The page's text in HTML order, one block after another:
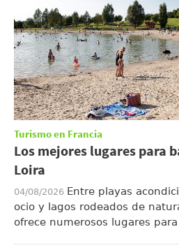
Turismo en Francia
Los mejores lugares para
Loira
04/08/2026 Entre playas
ocio y lagos rodeados de
ofrece numerosos lugares